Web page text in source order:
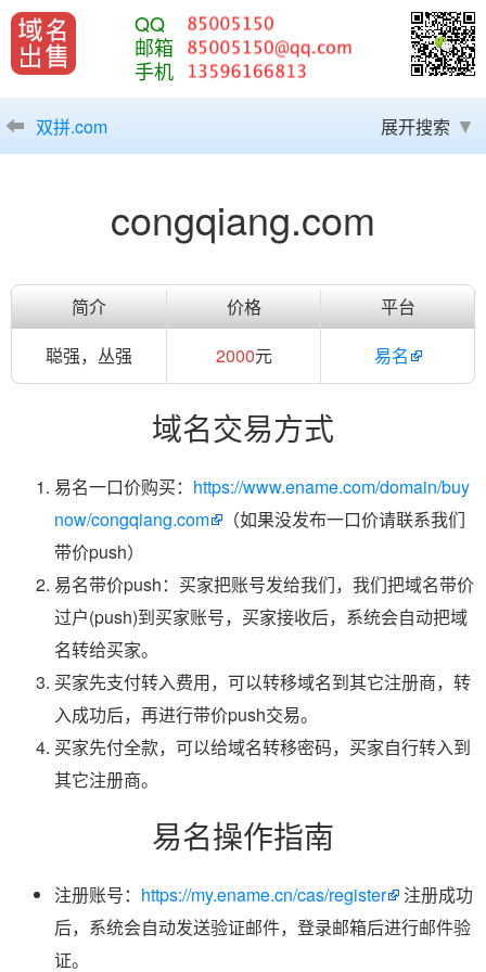
QQ
邮箱
手机
双拼.com 展开搜索
congqiang.com
简介 价格
平台
聪强，丛强
2000元 易名
域名交易方式
易名一口价购买： https://www.ename.com/domain/buy
now/congqiang.com
（如果没发布一口价请联系我们
带价push）
易名带价push：买家把账号发给我们，我们把域名带价
过户(push)到买家账号，买家接收后，系统会自动把域
名转给买家。
买家先支付转入费用，可以转移域名到其它注册商，转
入成功后，再进行带价push交易。
买家先付全款，可以给域名转移密码，买家自行转入到
其它注册商。
易名操作指南
注册账号： https://my.ename.cn/cas/register
注册成功
后，系统会自动发送验证邮件，登录邮箱后进行邮件验
证。